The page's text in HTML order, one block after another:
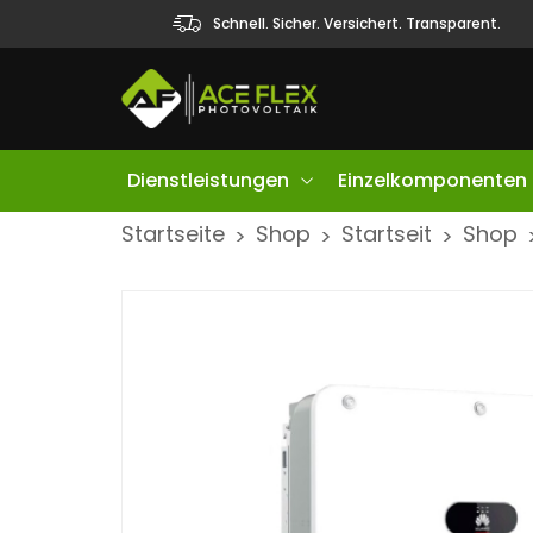
Schnell. Sicher. Versichert. Transparent.
Dienstleistungen Einzelkomponenten
Startseite > Shop > Startseit > Shop